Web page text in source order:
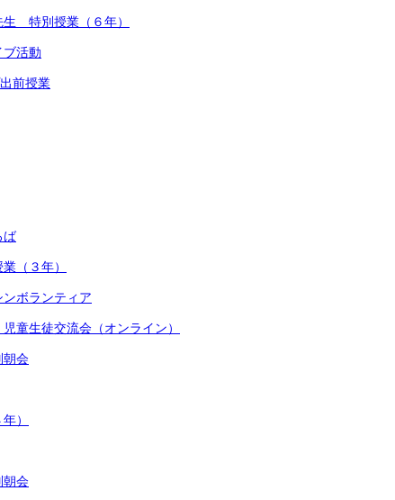
生 特別授業（６年）
ブ活動
前授業
ば
（３年）
ボランティア
童生徒交流会（オンライン）
朝会
）
朝会